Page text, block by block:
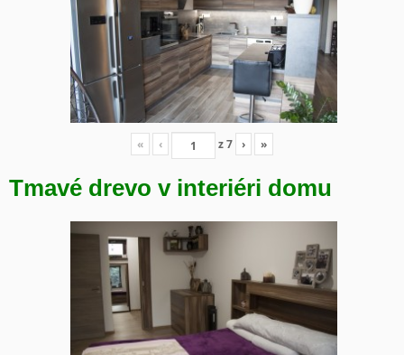
« ‹ z7 › »
Tmavé drevo v interiéri domu